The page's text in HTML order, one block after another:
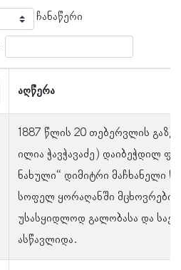
ჩანაწერი
აღწერა
1887 წლის 20 თებერვლის
ილია ჭავჭავაძე) დაიბეჭდილ
ნახული“ დიმიტრი მაჩხანელი
სოფელ ყორაღანში მცხოვრები
უსასყიდლოდ გალობასა და
ასწავლიდა.